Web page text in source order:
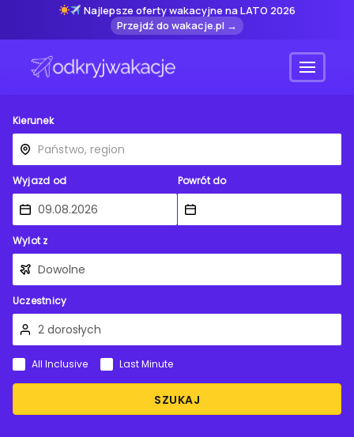
Najlepsze oferty wakacyjne na LATO 2026
Przejdź do wakacje.pl →
Menu
Kierunek
Wyjazd od Powrót do
Wylot z
Uczestnicy
SZUKAJ
All Inclusive Last Minute